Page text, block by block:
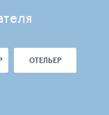
ОТЕЛЬЕР